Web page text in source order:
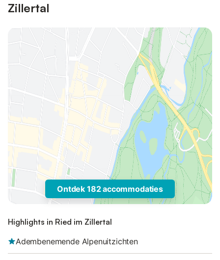
Zillertal
Ontdek 182 accommodaties
Highlights in Ried im Zillertal
Adembenemende Alpenuitzichten